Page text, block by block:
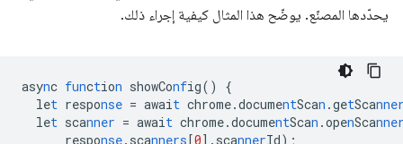
يحدّدها المصنّع. يوضّح هذا المثال كيفية إجراء ذلك.
async function showConfig()
{
let response = await chrome.documentScan .getSca
let scanner = await chrome.documentScan .openSca
response.scanners[0] .scannerId);